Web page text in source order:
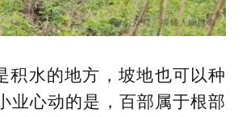
积水的地方，坡地也可以种
业心动的是，百部属于根部